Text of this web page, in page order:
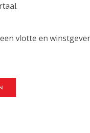
vlotte en